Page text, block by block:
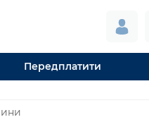
Передплатити